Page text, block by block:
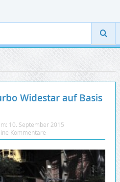
Widestar auf Basis
10. September 2015
Kommentare